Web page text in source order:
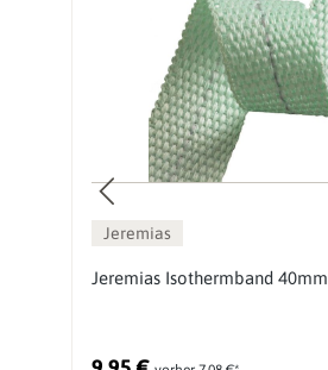
Jeremias
Jeremias Isothermband 40mm